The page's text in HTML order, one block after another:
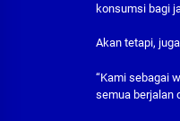
konsumsi bagi
Akan tetapi,
“Kami sebagai
semua berjalan